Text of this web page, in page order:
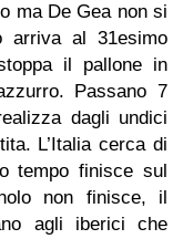
ma De Gea non si
arriva al 31esimo
il pallone in
Passano 7
dagli undici
L’Italia cerca di
tempo finisce sul
non finisce, il
agli iberici che